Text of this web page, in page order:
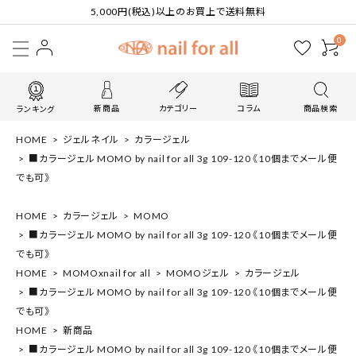
5,000円(税込)以上のお買上で送料無料
0
ランキング 新商品 カテゴリー コラム 商品検索
HOME ジェルネイル
カラージェル
■カラージェル MOMO by nail for all 3g 109-120 《10個までメール便
でも可》
HOME カラージェル
MOMO
■カラージェル MOMO by nail for all 3g 109-120 《10個までメール便
でも可》
HOME
MOMOxnail for all MOMOジェル
カラージェル
■カラージェル MOMO by nail for all 3g 109-120 《10個までメール便
でも可》
HOME
新商品
■カラージェル MOMO by nail for all 3g 109-120 《10個までメール便